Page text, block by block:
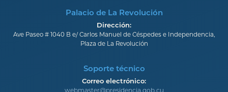
Palacio de La Revolución
Dirección:
Ave Paseo # 1040 B e/ Carlos Manuel de Céspedes e Independencia,
Plaza de La Revolución
Soporte técnico
Correo electrónico:
webmaster@presidencia.gob.cu